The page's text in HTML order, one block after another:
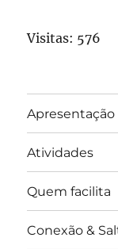
Visitas: 576
Apresentação
Atividades
Quem facilita
Conexão &